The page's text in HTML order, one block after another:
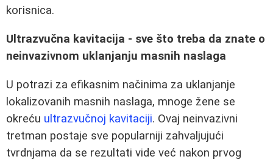
korisnica.
Ultrazvučna kavitacija - sve što treba da znate o
neinvazivnom uklanjanju masnih naslaga
U potrazi za efikasnim načinima za uklanjanje
lokalizovanih masnih naslaga, mnoge žene se
okreću ultrazvučnoj kavitaciji. Ovaj neinvazivni
tretman postaje sve popularniji zahvaljujući
tvrdnjama da se rezultati vide već nakon prvog